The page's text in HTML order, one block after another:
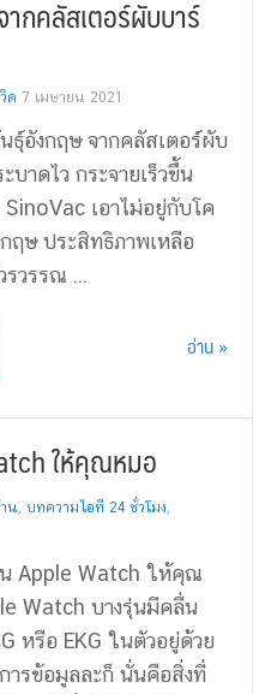
กคลัสเตอร์ผับบาร์
ด 7 เมษายน 2021
ธุ์อังกฤษ จากคลัสเตอร์ผับ
บาดไว กระจายเร็วขึ้น
เอาไม่อยู่กับโค
ฤษ ประสิทธิภาพเหลือ
รวรรณ ...
อ่าน »
ให้คุณหมอ
น, บทความไอที 24 ชั่วโมง,
น Apple Watch ให้คุณ
Watch บางรุ่นมีคลื่น
หรือ EKG ในตัวอยู่ด้วย
ารข้อมูลละก็ นั่นคือสิ่งที่